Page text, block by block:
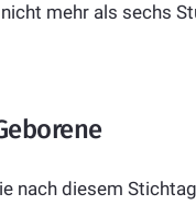
mehr als sechs
nach diesem